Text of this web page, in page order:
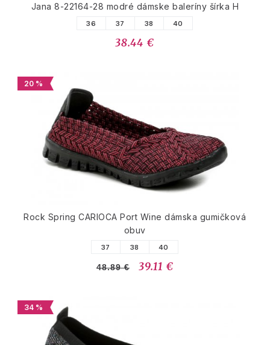
Jana 8-22164-28 modré dámske baleríny šírka H
36 37 38 40
38.44 €
20 %
Rock Spring CARIOCA Port Wine dámska gumičková
obuv
37 38 40
48.89 € 39.11 €
34 %